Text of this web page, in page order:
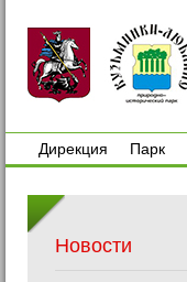
Дирекция
Парк
Новости